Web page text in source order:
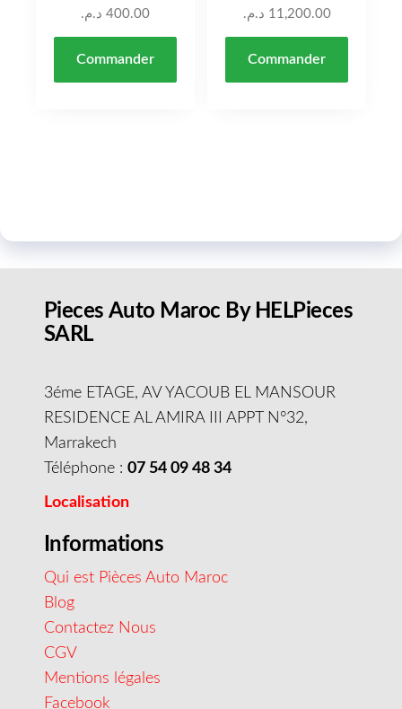
400.00 د.م.
Commander
11,200.00 د.م.
Commander
Pieces Auto Maroc By HELPieces
SARL
3éme ETAGE, AV YACOUB EL MANSOUR
RESIDENCE AL AMIRA III APPT N°32,
Marrakech
Téléphone : 07 54 09 48 34
Localisation
Informations
Qui est Pièces Auto Maroc
Blog
Contactez Nous
CGV
Mentions légales
Facebook